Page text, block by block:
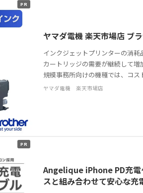
PR
ヤマダ電機 楽天市場店 ブ
インクジェットプリンターの消
カートリッジの需要が継続して
規模事務所向けの機種では、コ
正インクが注目を集めており、
られています。その中で、ブラ
ヤマダ電機 楽天市場店
PR
Angelique iPhone PD充電
スと組み合わせて安心な充